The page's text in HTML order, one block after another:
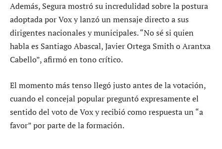
Además, Segura mostró su incredulidad sobre la postura
adoptada por Vox y lanzó un mensaje directo a sus
dirigentes nacionales y municipales. “No sé si quien
habla es Santiago Abascal, Javier Ortega Smith o Arantxa
Cabello”, afirmó en tono crítico.
El momento más tenso llegó justo antes de la votación,
cuando el concejal popular preguntó expresamente el
sentido del voto de Vox y recibió como respuesta un “a
favor” por parte de la formación.